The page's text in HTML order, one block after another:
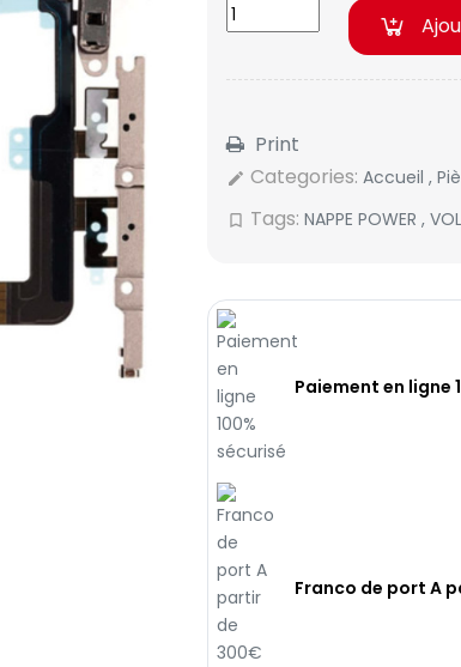
Print
edit Categories: Accueil ,
bookmark_border Tags: NAPPE POWER ,
Paiement en ligne
Franco de port A